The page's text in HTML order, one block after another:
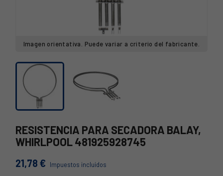
Imagen orientativa. Puede variar a criterio del fabricante.
RESISTENCIA PARA SECADORA BALAY,
WHIRLPOOL 481925928745
21,78 € Impuestos incluidos